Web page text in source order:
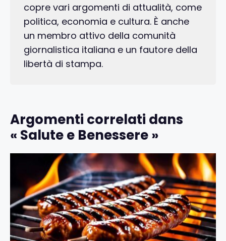
copre vari argomenti di attualità, come
politica, economia e cultura. È anche
un membro attivo della comunità
giornalistica italiana e un fautore della
libertà di stampa.
Argomenti correlati dans
« Salute e Benessere »